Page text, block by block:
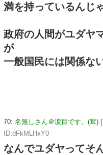
満を持っているんじ
政府の人間がユダヤ
が
一般国民には関係な
70: 名無しさん＠涙目です。(茸)
ID:dFkMLHxY0
なんでユダヤってそ